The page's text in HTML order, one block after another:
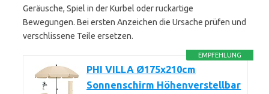
Geräusche, Spiel in der Kurbel oder ruckartige
Bewegungen. Bei ersten Anzeichen die Ursache prüfen und
verschlissene Teile ersetzen.
EMPFEHLUNG
PHI VILLA Ø175x210cm
Sonnenschirm Höhenverstellbar